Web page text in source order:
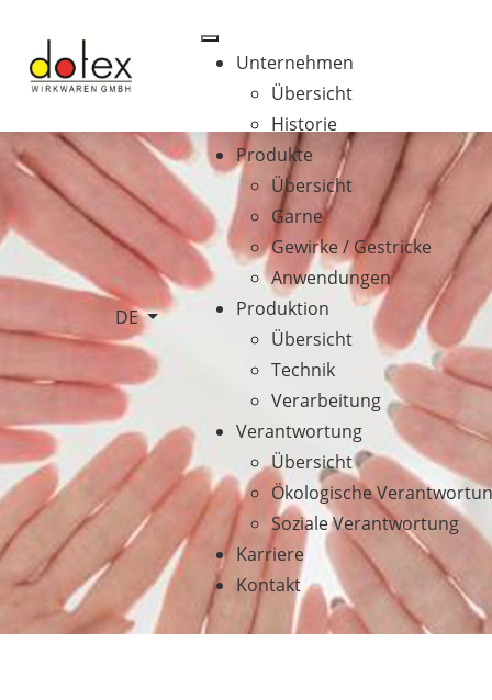
Unternehmen
Übersicht
Historie
Produkte
Übersicht
Garne
Gewirke / Gestricke
Anwendungen
Produktion
Übersicht
Technik
Verarbeitung
Verantwortung
Übersicht
Ökologische
Soziale Verantwortung
Karriere
Kontakt
Sprache auswählen
DE